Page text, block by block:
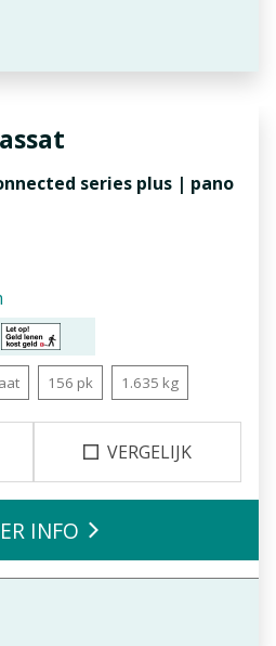
series plus | pano
156 pk 1.635 kg
VERGELIJK
INFO